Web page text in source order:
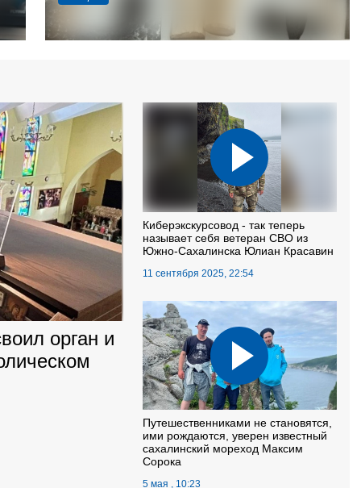
орган и
Киберэкскурсовод - так теперь
называет себя ветеран СВО из
Южно-Сахалинска Юлиан Красавин
11 сентября 2025, 22:54
Путешественниками не становятся,
ими рождаются, уверен известный
сахалинский мореход Максим
Сорока
5 мая , 10:23